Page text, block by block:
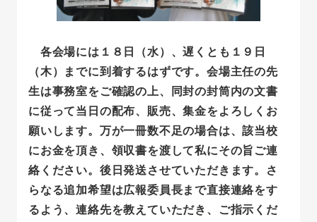
各会場には１８日（水）、遅くとも１９日
（木）までに到着するはずです。会場主任の先
生は事務室をご確認の上、同封の封筒内の文書
に従って当日の配布、販売、集金をよろしくお
願いします。万が一冊数不足の場合は、該当校
にお金を頂き、領収書を渡して私にその旨ご連
絡ください。後日発送させていただきます。さ
らなる追加希望は広報委員長まで直接連絡をす
るよう、連絡先を教えていただき、ご指示くだ